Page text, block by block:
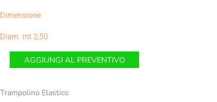
Dimensione
Diam. mt 2,50
AGGIUNGI AL PREVENTIVO
Trampolino Elastico